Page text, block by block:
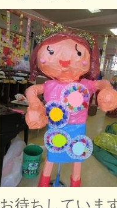
お待ちしていま